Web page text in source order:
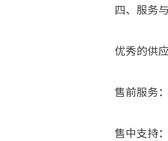
四、服务与
优秀的供应
售前服务：
售中支持：